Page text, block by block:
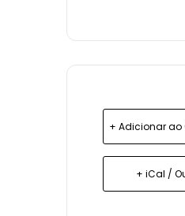
+ Adicionar
+ iCal /